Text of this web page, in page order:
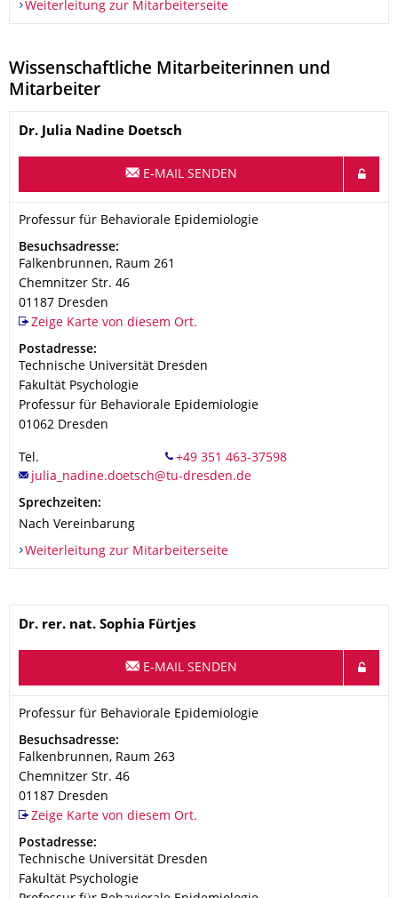
Weiterleitung zur Mitarbeiterseite
Wissenschaftliche Mitarbeiterinnen und
Mitarbeiter
Name
Dr. Julia Nadine Doetsch
E-MAIL SENDEN
Organisationsname
Professur für Behaviorale Epidemiologie
Professur für Behaviorale Epidemiologie
Adresse
Besuchsadresse:
Falkenbrunnen, Raum 261
Chemnitzer Str. 46
01187 Dresden
Zeige Karte von diesem Ort.
Adresse
Postadresse:
Technische Universität Dresden
Fakultät Psychologie
Professur für Behaviorale Epidemiologie
01062 Dresden
Tel.
Sprechzeiten:
Nach Vereinbarung
Weiterleitung zur Mitarbeiterseite
Name
Dr. rer. nat. Sophia Fürtjes
E-MAIL SENDEN
Organisationsname
Professur für Behaviorale Epidemiologie
Professur für Behaviorale Epidemiologie
Adresse
Besuchsadresse:
Falkenbrunnen, Raum 263
Chemnitzer Str. 46
01187 Dresden
Zeige Karte von diesem Ort.
Adresse
Postadresse:
Technische Universität Dresden
Fakultät Psychologie